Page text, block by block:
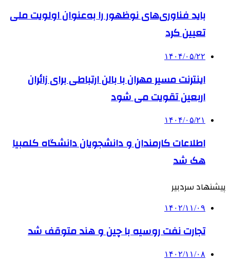
باید فناوری‌های نوظهور را به‌عنوان اولویت ملی
تعیین کرد
۱۴۰۴/۰۵/۲۲
اینترنت مسیر مهران با بالن ارتباطی برای زائران
اربعین تقویت می شود
۱۴۰۴/۰۵/۲۱
اطلاعات کارمندان و دانشجویان دانشگاه کلمبیا
هک شد
پیشنهاد سردبیر
۱۴۰۲/۱۱/۰۹
تجارت نفت روسیه با چین و هند متوقف شد
۱۴۰۲/۱۱/۰۸